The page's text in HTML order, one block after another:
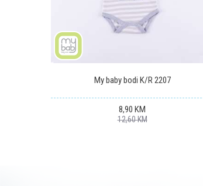
POŠALJI
My baby bodi K/R 2207
8,90 KM
12,60KM